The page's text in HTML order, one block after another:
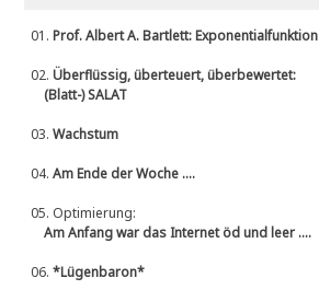
01.Prof. Albert A. Bartlett: Exponentialfunktion
02.Überflüssig, überteuert, überbewertet:
(Blatt-) SALAT
03.Wachstum
04.Am Ende der Woche ....
05. Optimierung:
Am Anfang war das Internet öd und leer ....
06.*Lügenbaron*